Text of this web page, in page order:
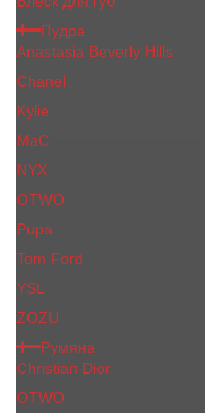
Пудра
Anastasia Beverly Hills
Chanel
Kylie
MaC
NYX
OTWO
Pupa
Tom Ford
YSL
ZOZU
Румяна
Christian Dior
OTWO